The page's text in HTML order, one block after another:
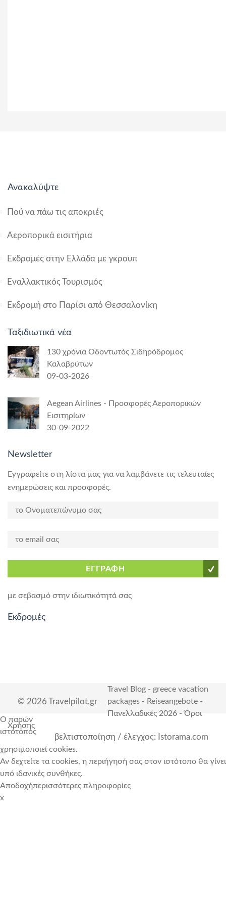
Ανακαλύψτε
Πού να πάω τις αποκριές
Αεροπορικά εισιτήρια
Εκδρομές στην Ελλάδα με γκρουπ
Εναλλακτικός Τουρισμός
Εκδρομή στο Παρίσι από Θεσσαλονίκη
Ταξιδιωτικά νέα
130 χρόνια Οδοντωτός Σιδηρόδρομος
Καλαβρύτων
09-03-2026
Aegean Airlines - Προσφορές Αεροπορικών
Εισιτηρίων
30-09-2022
Newsletter
Εγγραφείτε στη λίστα μας για να λαμβάνετε τις τελευταίες
ενημερώσεις και προσφορές.
ΕΓΓΡΑΦΗ
με σεβασμό στην ιδιωτικότητά σας
Εκδρομές
© 2026 Travelpilot.gr
Travel Blog - greece vacation
packages - Reiseangebote -
Πανελλαδικές 2026 -Όροι
Χρήσης
βελτιστοποίηση / έλεγχος: Istorama.com
Ο παρών
ιστότοπος
χρησιμοποιεί cookies.
Αν δεχτείτε τα cookies, η περιήγησή σας στον ιστότοπο θα γίνει
υπό ιδανικές συνθήκες.
Αποδοχήπερισσότερες πληροφορίες
x